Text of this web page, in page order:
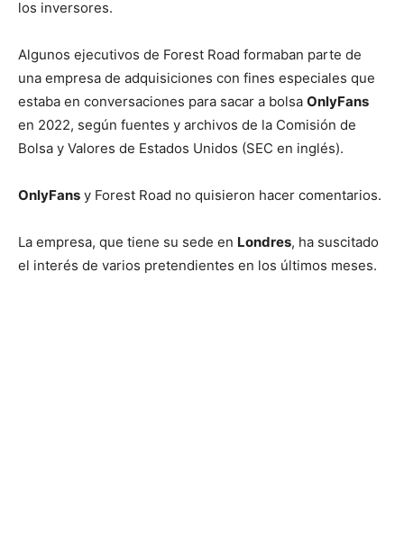
los inversores.
Algunos ejecutivos de Forest Road formaban parte de
una empresa de adquisiciones con fines especiales que
estaba en conversaciones para sacar a bolsa OnlyFans
en 2022, según fuentes y archivos de la Comisión de
Bolsa y Valores de Estados Unidos (SEC en inglés).
OnlyFans y Forest Road no quisieron hacer comentarios.
La empresa, que tiene su sede en Londres, ha suscitado
el interés de varios pretendientes en los últimos meses.